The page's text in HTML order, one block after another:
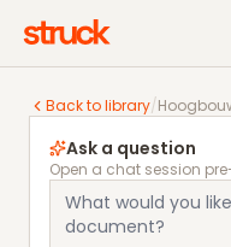
Back to library/
Hoogbouwvisie
Ask a question
Open a chat session